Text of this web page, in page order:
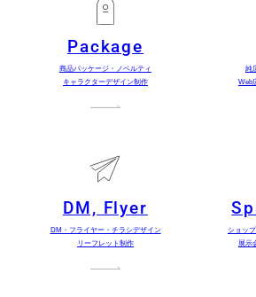
Package
商品パッケージ・ノベルティ
キャラクターデザイン制作
純
Web
DM, Flyer
DM・フライヤー・チラシデザイン
リーフレット制作
ショッ
展示